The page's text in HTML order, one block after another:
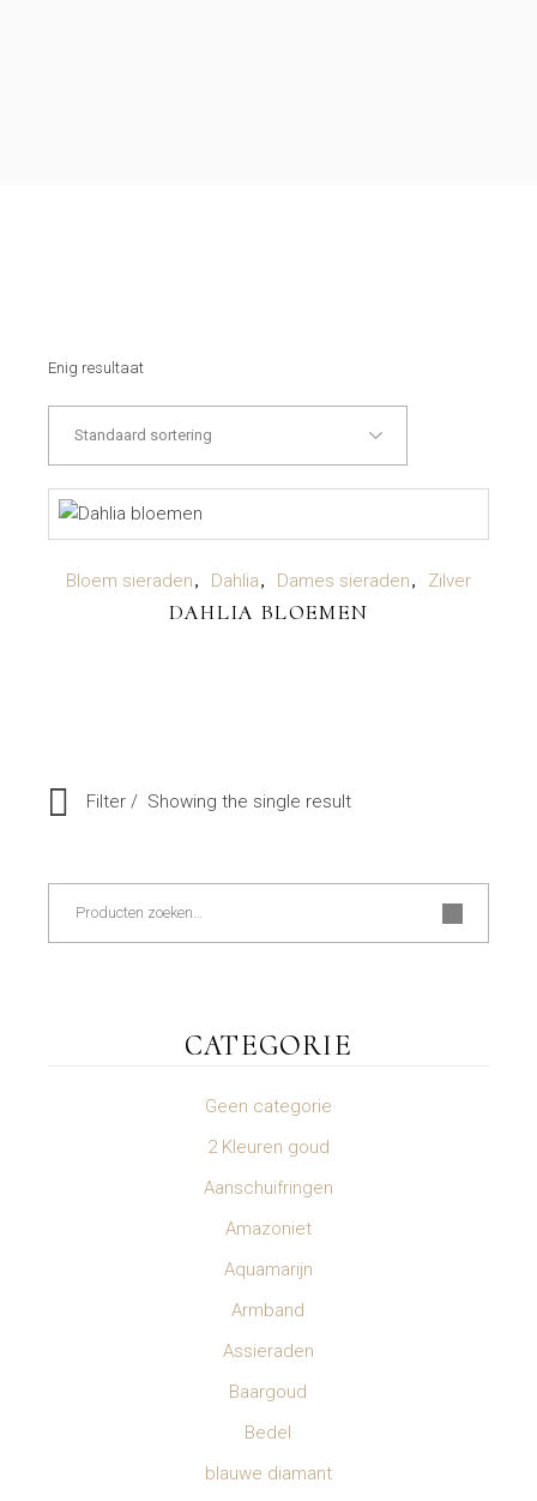
Enig resultaat
LEES VERDER
Bloem sieraden Dahlia Dames sieraden Zilver
DAHLIA BLOEMEN
Filter Showing the single result
Zoeken
CATEGORIE
Geen categorie
2 Kleuren goud
Aanschuifringen
Amazoniet
Aquamarijn
Armband
Assieraden
Baargoud
Bedel
blauwe diamant